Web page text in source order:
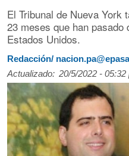
El Tribunal de Nueva York
23 meses que han
Estados Unidos.
Redacción/
Actualizado: 20/5/2022 - 05:32